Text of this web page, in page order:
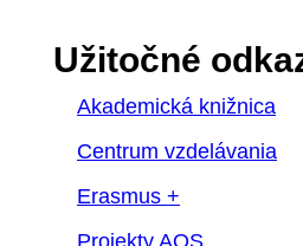
Užitočné
Akademická knižnica
Centrum vzdelávania
Erasmus +